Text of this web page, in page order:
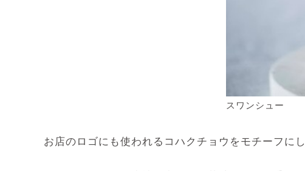
スワンシュー
お店のロゴにも使われるコハクチョウをモチーフに